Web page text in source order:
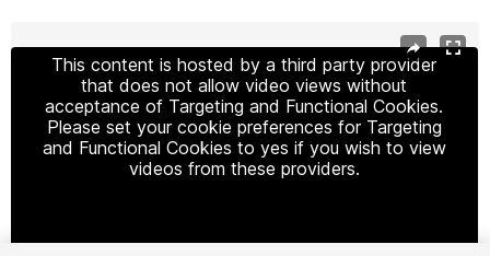
This content is hosted by a third party provider
that does not allow video views without
acceptance of Targeting and Functional Cookies.
Please set your cookie preferences for Targeting
and Functional Cookies to yes if you wish to view
videos from these providers.